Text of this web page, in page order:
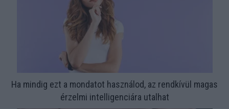
Ha mindig ezt a mondatot használod, az rendkívül magas
érzelmi intelligenciára utalhat